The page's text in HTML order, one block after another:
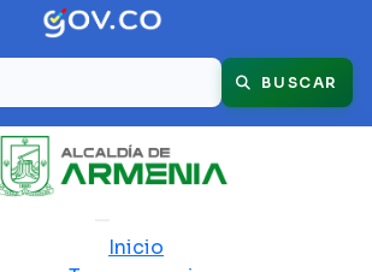
BUSCAR
Inicio